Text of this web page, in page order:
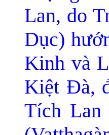
Lan, do
Dục)
Kinh và
Kiệt Ðà,
Tích